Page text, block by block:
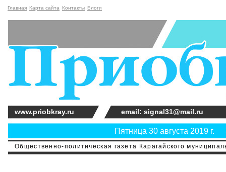
Главная Карта сайта Контакты Блоги
Общественно-политическая газета Карагайского
Пятница 30 августа 2019 г.
www.priobkray.ru email: signal31@mail.ru